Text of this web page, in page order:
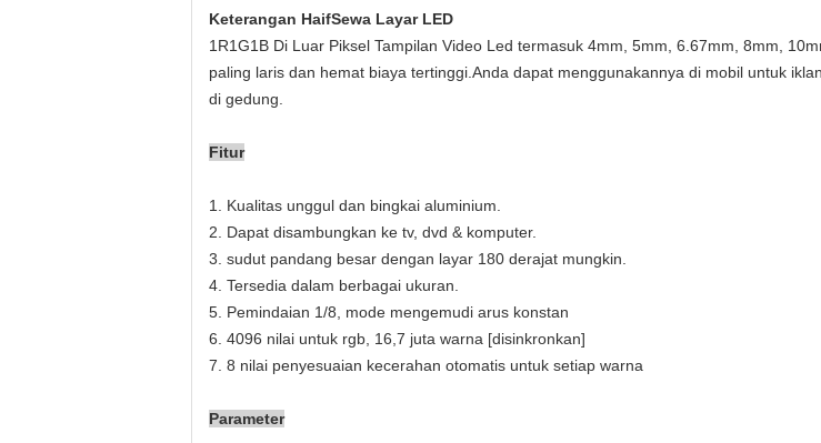
Keterangan HaifSewa Layar LED
1R1G1B Di Luar Piksel Tampilan Video Led termasuk 4mm, 5mm, 6.67mm, 8mm,
paling laris dan hemat biaya tertinggi.Anda dapat menggunakannya di mobil untuk
di gedung.
Fitur
1. Kualitas unggul dan bingkai aluminium.
2. Dapat disambungkan ke tv, dvd & komputer.
3. sudut pandang besar dengan layar 180 derajat mungkin.
4. Tersedia dalam berbagai ukuran.
5. Pemindaian 1/8, mode mengemudi arus konstan
6. 4096 nilai untuk rgb, 16,7 juta warna [disinkronkan]
7. 8 nilai penyesuaian kecerahan otomatis untuk setiap warna
Parameter